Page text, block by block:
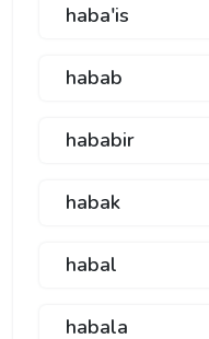
haba'is
habab
hababir
habak
habal
habala